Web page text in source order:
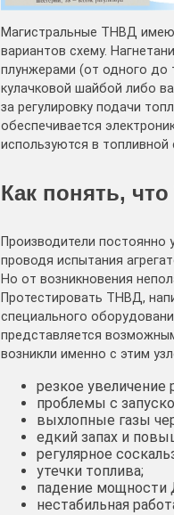
Магистральные ТНВД
вариантов схему.
плунжерами (от одного до
кулачковой шайбой либо
за регулировку подачи
обеспечивается
используются в топливной
Как понять,
Производители постоянно
проводя испытания
Но от возникновения
Протестировать ТНВД,
специального
представляется
возникли именно с этим
резкое увеличение
проблемы с
выхлопные газы
едкий запах и
регулярное
утечки топлива;
падение мощности
нестабильная